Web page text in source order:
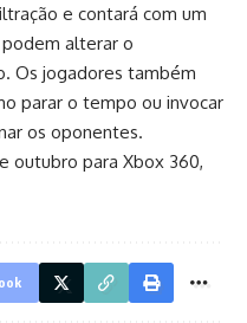
e contará com um
alterar o
Os jogadores também
parar o tempo ou invocar
os oponentes.
outubro para Xbox 360,